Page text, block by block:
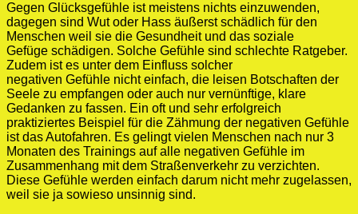
Gegen Glücksgefühle ist meistens nichts einzuwenden,
dagegen sind Wut oder Hass äußerst schädlich für den
Menschen weil sie die Gesundheit und das soziale
Gefüge schädigen. Solche Gefühle sind schlechte Ratgeber.
Zudem ist es unter dem Einfluss solcher
negativen Gefühle nicht einfach, die leisen Botschaften der
Seele zu empfangen oder auch nur vernünftige, klare
Gedanken zu fassen. Ein oft und sehr erfolgreich
praktiziertes Beispiel für die Zähmung der negativen Gefühle
ist das Autofahren. Es gelingt vielen Menschen nach nur 3
Monaten des Trainings auf alle negativen Gefühle im
Zusammenhang mit dem Straßenverkehr zu verzichten.
Diese Gefühle werden einfach darum nicht mehr zugelassen,
weil sie ja sowieso unsinnig sind.